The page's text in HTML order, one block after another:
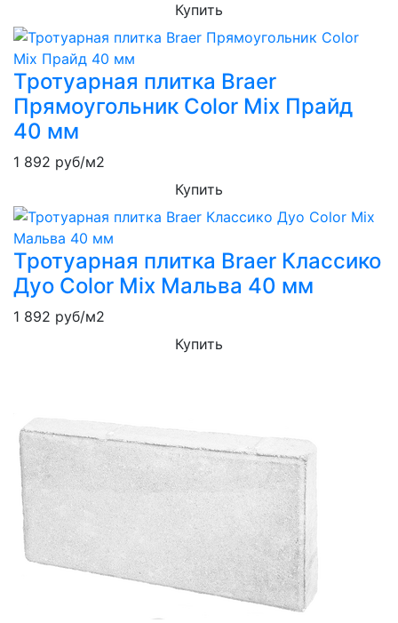
Купить
Тротуарная плитка Braer
Прямоугольник Color Mix Прайд
40 мм
1 892 руб/м2
Купить
Тротуарная плитка Braer Классико
Дуо Color Mix Мальва 40 мм
1 892 руб/м2
Купить